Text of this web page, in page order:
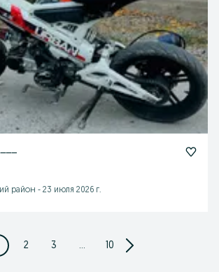
район - 23 июля 2026 г.
2 3 ... 10